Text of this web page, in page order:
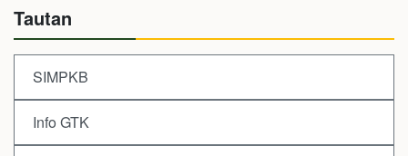
Tautan
SIMPKB
Info GTK